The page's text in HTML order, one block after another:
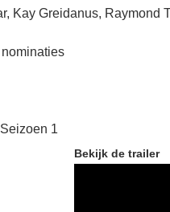
Kay Greidanus, Raymond
Seizoen 1
Bekijk de trailer